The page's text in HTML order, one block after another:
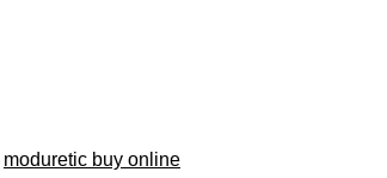
moduretic buy online